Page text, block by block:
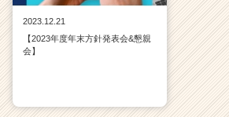
2023.12.21
【2023年度年末方針発表会&懇親
会】